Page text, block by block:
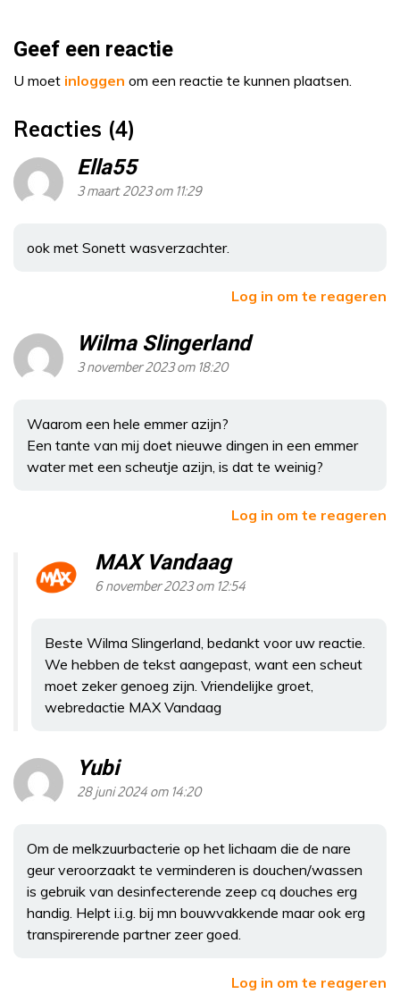
Geef een reactie
U moet inloggen om een reactie te kunnen plaatsen.
Reacties (4)
Ella55
3 maart 2023 om 11:29
ook met Sonett wasverzachter.
Log in om te reageren
Wilma Slingerland
3 november 2023 om 18:20
Waarom een hele emmer azijn?
Een tante van mij doet nieuwe dingen in een emmer
water met een scheutje azijn, is dat te weinig?
Log in om te reageren
MAX Vandaag
6 november 2023 om 12:54
Beste Wilma Slingerland, bedankt voor uw reactie.
We hebben de tekst aangepast, want een scheut
moet zeker genoeg zijn. Vriendelijke groet,
webredactie MAX Vandaag
Yubi
28 juni 2024 om 14:20
Om de melkzuurbacterie op het lichaam die de nare
geur veroorzaakt te verminderen is douchen/wassen
is gebruik van desinfecterende zeep cq douches erg
handig. Helpt i.i.g. bij mn bouwvakkende maar ook erg
transpirerende partner zeer goed.
Log in om te reageren